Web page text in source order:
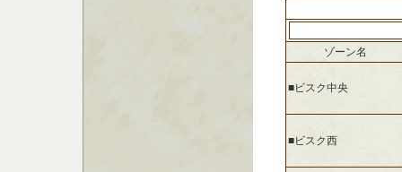
ゾーン名
■ビスク中央
■ビスク西